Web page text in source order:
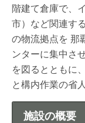
階建て倉庫で、
市）など関連す
の物流拠点を 那
ンターに集中さ
を図るとともに
と構内作業の省
施設の概要